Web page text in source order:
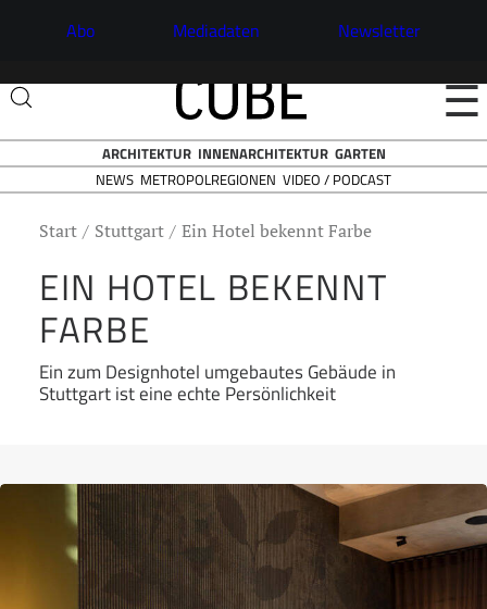
Abo Mediadaten Newsletter
☰
ARCHITEKTUR INNENARCHITEKTUR GARTEN
NEWS METROPOLREGIONEN VIDEO / PODCAST
Start Stuttgart Ein Hotel bekennt Farbe
EIN HOTEL BEKENNT
FARBE
Ein zum Designhotel umgebautes Gebäude in
Stuttgart ist eine echte Persönlichkeit